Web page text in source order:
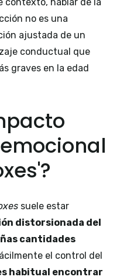
no es una
ajustada de un
conductual que
graves en la edad
suele estar
distorsionada del
cantidades
el control del
habitual encontrar